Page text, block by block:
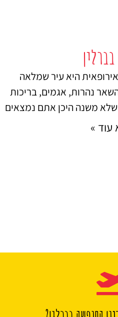
היא עיר שמלאה
נהרות, אגמים, בריכות
משנה היכן אתם נמצאים
עוד »